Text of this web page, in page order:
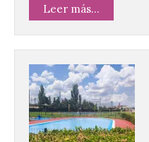
Leer más...